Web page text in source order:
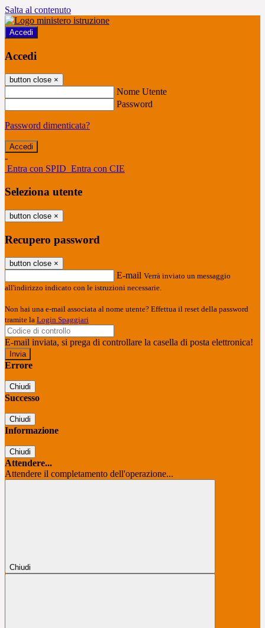
Salta al contenuto
Accedi
Accedi
button close ×
Nome Utente
Password
Password dimenticata?
-
Entra con SPID Entra con CIE
Seleziona utente
button close ×
Recupero password
button close ×
E-mail Verrà inviato un messaggio
all'indirizzo indicato con le istruzioni necessarie.
Non hai una e-mail associata al nome utente? Effettua il reset della password
tramite la Login Spaggiari
E-mail inviata, si prega di controllare la casella di posta elettronica!
Errore
Chiudi
Successo
Chiudi
Informazione
Chiudi
Attendere...
Attendere il completamento dell'operazione...
Chiudi